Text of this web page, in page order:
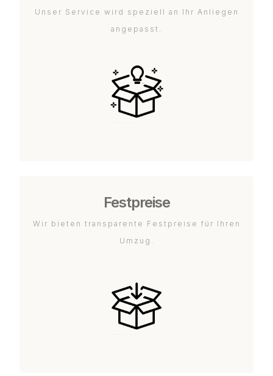
Unser Service wird speziell an Ihr Anliegen
angepasst.
Festpreise
Wir bieten transparente Festpreise für Ihren
Umzug.